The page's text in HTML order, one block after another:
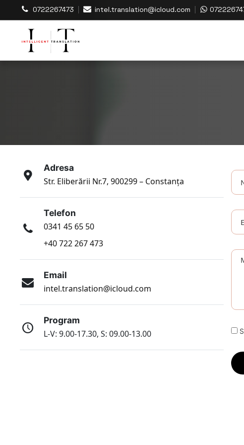
0722267473 intel.translation@icloud.com
Adresa
Str. Eliberării Nr.7, 900299 – Constanța
Telefon
0341 45 65 50
+40 722 267 473
Email
intel.translation@icloud.com
Program
L-V: 9.00-17.30, S: 09.00-13.00